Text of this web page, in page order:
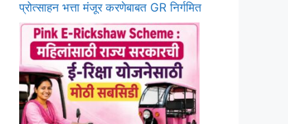
प्रोत्साहन भत्ता मंजूर करणेबाबत GR निर्गमित